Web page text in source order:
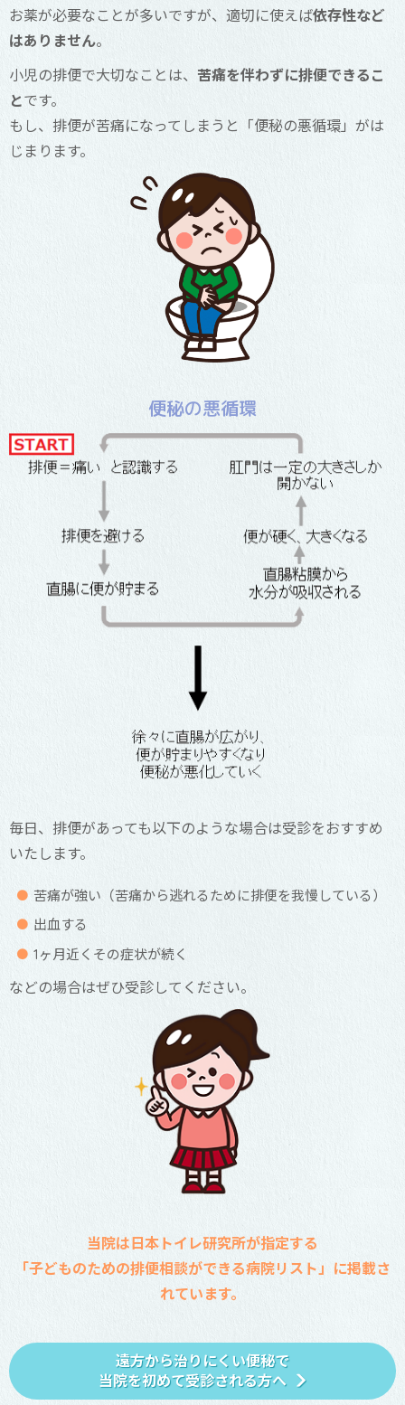
お薬が必要なことが多いですが、適切に使えば依存性など
はありません。
小児の排便で大切なことは、 苦痛を伴わずに排便できるこ
とです。
もし、排便が苦痛になってしまうと「便秘の悪循環」がは
じまります。
便秘の悪循環
毎日、排便があっても以下のような場合は受診をおすすめ
いたします。
苦痛が強い（苦痛から逃れるために排便を我慢している）
出血する
1ヶ月近くその症状が続く
などの場合はぜひ受診してください。
当院は日本トイレ研究所が指定する
「子どものための排便相談ができる病院リスト」に掲載さ
れています。
遠方から治りにくい便秘で
当院を初めて受診される方へ